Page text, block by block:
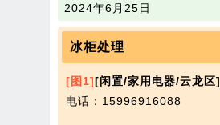
2024年6月25日
冰柜处理
[图1][闲置/家用电器/云龙区]
电话：15996916088